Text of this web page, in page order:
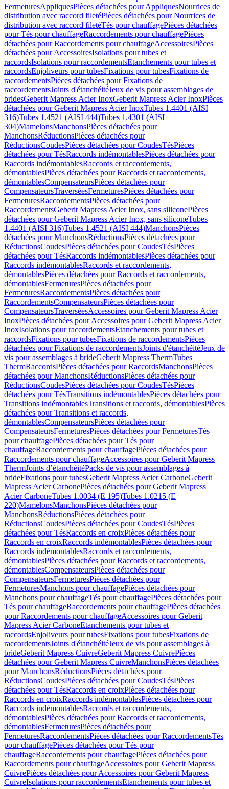
FermeturesAppliquesPièces détachées pour AppliquesNourrices de
distribution avec raccord filetéPièces détachées pour Nourrices de
distribution avec raccord filetéTés pour chauffagePièces détachées
pour Tés pour chauffageRaccordements pour chauffagePièces
détachées pour Raccordements pour chauffageAccessoiresPièces
détachées pour AccessoiresIsolations pour tubes et
raccordsIsolations pour raccordementsEtanchements pour tubes et
raccordsEnjoliveurs pour tubesFixations pour tubesFixations de
raccordementsPièces détachées pour Fixations de
raccordementsJoints d'étanchéitéJeux de vis pour assemblages de
bridesGeberit Mapress Acier InoxGeberit Mapress Acier InoxPièces
détachées pour Geberit Mapress Acier InoxTubes 1.4401 (AISI
316)Tubes 1.4521 (AISI 444)Tubes 1.4301 (AISI
304)MamelonsManchonsPièces détachées pour
ManchonsRéductionsPièces détachées pour
RéductionsCoudesPièces détachées pour CoudesTésPièces
détachées pour TésRaccords indémontablesPièces détachées pour
Raccords indémontablesRaccords et raccordements,
démontablesPièces détachées pour Raccords et raccordements,
démontablesCompensateursPièces détachées pour
CompensateursTraverséesFermeturesPièces détachées pour
FermeturesRaccordementsPièces détachées pour
RaccordementsGeberit Mapress Acier Inox, sans siliconePièces
détachées pour Geberit Mapress Acier Inox, sans siliconeTubes
1.4401 (AISI 316)Tubes 1.4521 (AISI 444)ManchonsPièces
détachées pour ManchonsRéductionsPièces détachées pour
RéductionsCoudesPièces détachées pour CoudesTésPièces
détachées pour TésRaccords indémontablesPièces détachées pour
Raccords indémontablesRaccords et raccordements,
démontablesPièces détachées pour Raccords et raccordements,
démontablesFermeturesPièces détachées pour
FermeturesRaccordementsPièces détachées pour
RaccordementsCompensateursPièces détachées pour
CompensateursTraverséesAccessoires pour Geberit Mapress Acier
InoxPièces détachées pour Accessoires pour Geberit Mapress Acier
InoxIsolations pour raccordementsEtanchements pour tubes et
raccordsFixations pour tubesFixations de raccordementsPièces
détachées pour Fixations de raccordementsJoints d'étanchéitéJeux de
vis pour assemblages à brideGeberit Mapress ThermTubes
ThermRaccordsPièces détachées pour RaccordsManchonsPièces
détachées pour ManchonsRéductionsPièces détachées pour
RéductionsCoudesPièces détachées pour CoudesTésPièces
détachées pour TésTransitions indémontablesPièces détachées pour
Transitions indémontablesTransitions et raccords, démontablesPièces
détachées pour Transitions et raccords,
démontablesCompensateursPièces détachées pour
CompensateursFermeturesPièces détachées pour FermeturesTés
pour chauffagePièces détachées pour Tés pour
chauffageRaccordements pour chauffagePièces détachées pour
Raccordements pour chauffageAccessoires pour Geberit Mapress
ThermJoints d’étanchéitéPacks de vis pour assemblages à
brideFixations pour tubesGeberit Mapress Acier CarboneGeberit
Mapress Acier CarbonePièces détachées pour Geberit Mapress
Acier CarboneTubes 1.0034 (E 195)Tubes 1.0215 (E
220)MamelonsManchonsPièces détachées pour
ManchonsRéductionsPièces détachées pour
RéductionsCoudesPièces détachées pour CoudesTésPièces
détachées pour TésRaccords en croixPièces détachées pour
Raccords en croixRaccords indémontablesPièces détachées pour
Raccords indémontablesRaccords et raccordements,
démontablesPièces détachées pour Raccords et raccordements,
démontablesCompensateursPièces détachées pour
CompensateursFermeturesPièces détachées pour
FermeturesManchons pour chauffagePièces détachées pour
Manchons pour chauffageTés pour chauffagePièces détachées pour
Tés pour chauffageRaccordements pour chauffagePièces détachées
pour Raccordements pour chauffageAccessoires pour Geberit
Mapress Acier CarboneEtanchements pour tubes et
raccordsEnjoliveurs pour tubesFixations pour tubesFixations de
raccordementsJoints d'étanchéitéJeux de vis pour assemblages à
brideGeberit Mapress CuivreGeberit Mapress CuivrePièces
détachées pour Geberit Mapress CuivreManchonsPièces détachées
pour ManchonsRéductionsPièces détachées pour
RéductionsCoudesPièces détachées pour CoudesTésPièces
détachées pour TésRaccords en croixPièces détachées pour
Raccords en croixRaccords indémontablesPièces détachées pour
Raccords indémontablesRaccords et raccordements,
démontablesPièces détachées pour Raccords et raccordements,
démontablesFermeturesPièces détachées pour
FermeturesRaccordementsPièces détachées pour RaccordementsTés
pour chauffagePièces détachées pour Tés pour
chauffageRaccordements pour chauffagePièces détachées pour
Raccordements pour chauffageAccessoires pour Geberit Mapress
CuivrePièces détachées pour Accessoires pour Geberit Mapress
CuivreIsolations pour raccordementsEtanchements pour tubes et